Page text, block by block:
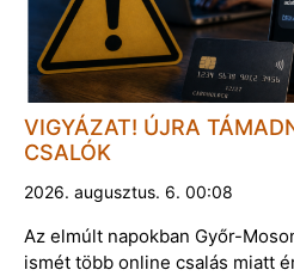
VIGYÁZAT! ÚJRA
CSALÓK
2026. augusztus. 6. 00:08
Az elmúlt napokban Győr-
ismét több online csalás miatt